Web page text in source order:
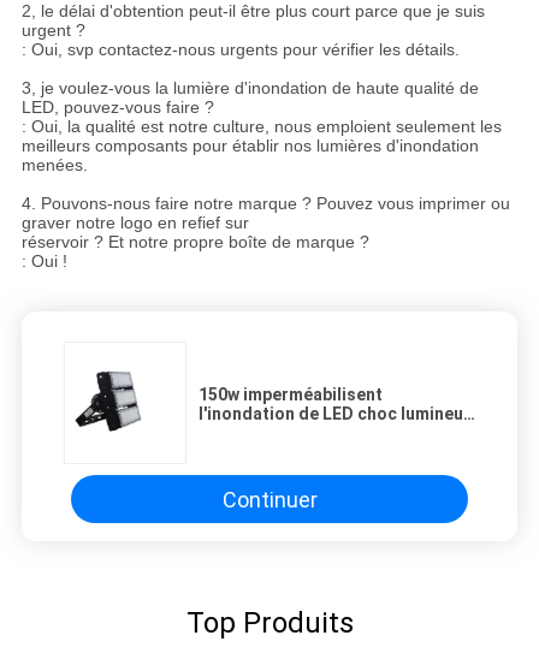
2, le délai d'obtention peut-il être plus court parce que je suis
urgent ?
: Oui, svp contactez-nous urgents pour vérifier les détails.
3, je voulez-vous la lumière d'inondation de haute qualité de
LED, pouvez-vous faire ?
: Oui, la qualité est notre culture, nous emploient seulement les
meilleurs composants pour établir nos lumières d'inondation
menées.
4. Pouvons-nous faire notre marque ? Pouvez vous imprimer ou
graver notre logo en refief sur
réservoir ? Et notre propre boîte de marque ?
: Oui !
150w imperméabilisent
l'inondation de LED choc lumineux
Continuer
Top Produits